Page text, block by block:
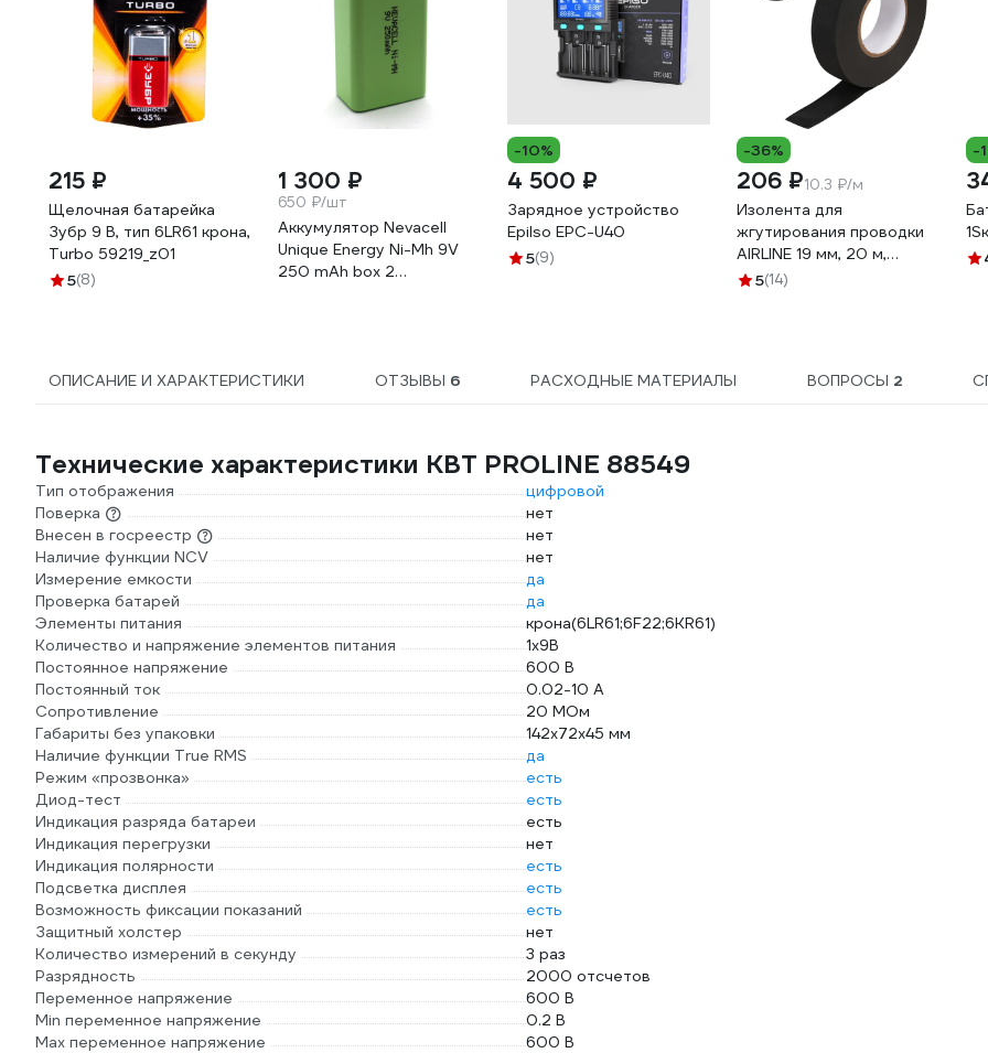
215 ₽
Щелочная батарейка
Зубр 9 В, тип 6LR61 крона,
Turbo 59219_z01
5(8)
1 300 ₽
650 ₽/шт
Аккумулятор Nevacell
Unique Energy Ni-Mh 9V
250 mAh box 2
-10%
4 500 ₽
Зарядное устройство
Epilso EPC-U40
5(9)
-36%
206 ₽10.3 ₽/м
Изолента для
жгутирования проводки
AIRLINE 19 мм, 20 м,
термостойкая, на основе
5(14)
-
ОПИСАНИЕ И ХАРАКТЕРИСТИКИ ОТЗЫВЫ 6 РАСХОДНЫЕ МАТЕРИАЛЫ ВОПРОСЫ 2
Технические характеристики КВТ PROLINE 88549
Тип отображения
цифровой
Поверка
нет
Внесен в госреестр
нет
Наличие функции NCV
нет
Измерение емкости
да
Проверка батарей
да
Элементы питания
крона(6LR61;6F22;6KR61)
Количество и напряжение элементов питания
1х9B
Постоянное напряжение
600 В
Постоянный ток
0.02-10 А
Сопротивление
20 МОм
Габариты без упаковки
142х72х45 мм
Наличие функции True RMS
да
Режим «прозвонка»
есть
Диод-тест
есть
Индикация разряда батареи
есть
Индикация перегрузки
нет
Индикация полярности
есть
Подсветка дисплея
есть
Возможность фиксации показаний
есть
Защитный холстер
нет
Количество измерений в секунду
3 раз
Разрядность
2000 отсчетов
Переменное напряжение
600 В
Min переменное напряжение
0.2 В
Max переменное напряжение
600 В